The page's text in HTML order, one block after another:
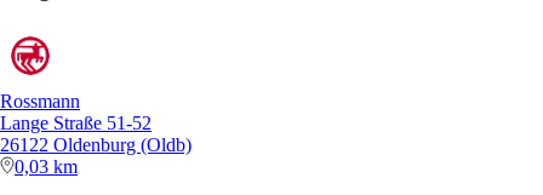
Rossmann
Lange Straße 51-52
26122 Oldenburg (Oldb)
0,03 km